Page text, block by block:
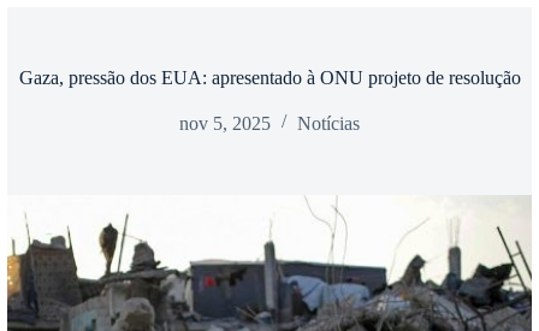
Gaza, pressão dos EUA: apresentado à ONU projeto de resolução
nov 5, 2025 Notícias